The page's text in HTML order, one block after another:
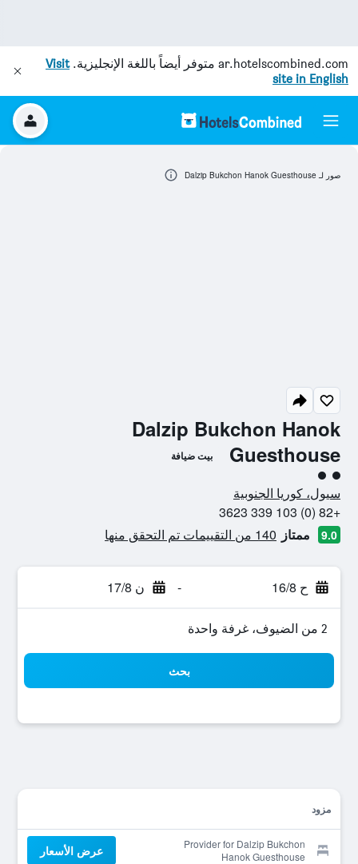
ar.hotelscombined.com متوفر أيضاً باللغة الإنجليزية.Visit
site in English
Dalzip Bukchon Hanok
Guesthouse
بيت ضيافة
تقييم فئة 2
سيول، كوريا الجنوبية
+82 (0) 103 339 3623
9.0 ممتاز 140 من التقييمات تم التحقق منها
ح 16/8 - ن 17/8
2 من الضيوف، غرفة واحدة
بحث
مزود
Provider for Dalzip Bukchon
Hanok Guesthouse
عرض الأسعار
صور لـ Dalzip Bukchon Hanok Guesthouse